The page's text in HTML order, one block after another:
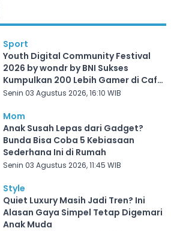
Sport
Youth Digital Community Festival
2026 by wondr by BNI Sukses
Kumpulkan 200 Lebih Gamer di Cafe
Frekuensi Depok
Senin 03 Agustus 2026, 16:10 WIB
Mom
Anak Susah Lepas dari Gadget?
Bunda Bisa Coba 5 Kebiasaan
Sederhana Ini di Rumah
Senin 03 Agustus 2026, 11:45 WIB
Style
Quiet Luxury Masih Jadi Tren? Ini
Alasan Gaya Simpel Tetap Digemari
Anak Muda